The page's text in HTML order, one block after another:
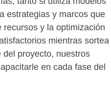
estrategias y marcos que
y la optimización
mientras sortea
del proyecto, nuestros
en cada fase del